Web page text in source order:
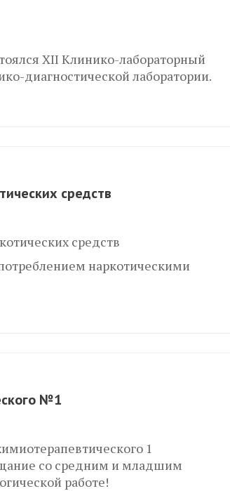
XII Клинико-лабораторный
диагностической лаборатории.
средств
средств
наркотическими
№1
1
со средним и младшим
работе!